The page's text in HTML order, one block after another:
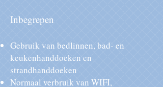
Inbegrepen
Gebruik van bedlinnen, bad- en
keukenhanddoeken en
strandhanddoeken
Normaal verbruik van WIFI,